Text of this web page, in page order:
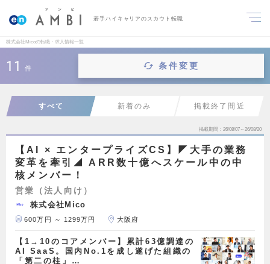
若手ハイキャリアのスカウト転職
株式会社Micoの転職・求人情報一覧
11 件 条件変更
すべて 新着のみ 掲載終了間近
掲載期間 26/08/07～26/08/20
【AI × エンタープライズCS】◤大手の業務
変革を牽引◢ ARR数十億へスケール中の中
核メンバー！
営業（法人向け）
株式会社Mico
600万円 ～ 1299万円 大阪府
【1→10のコアメンバー】累計63億調達の
AI SaaS。国内No.1を成し遂げた組織の
「第二の柱」…